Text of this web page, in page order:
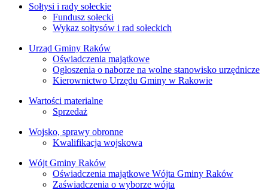
Sołtysi i rady sołeckie
Fundusz sołecki
Wykaz sołtysów i rad sołeckich
Urząd Gminy Raków
Oświadczenia majątkowe
Ogłoszenia o naborze na wolne stanowisko urzędnicze
Kierownictwo Urzędu Gminy w Rakowie
Wartości materialne
Sprzedaż
Wojsko, sprawy obronne
Kwalifikacja wojskowa
Wójt Gminy Raków
Oświadczenia majątkowe Wójta Gminy Raków
Zaświadczenia o wyborze wójta